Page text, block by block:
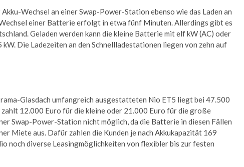
Wechsel an einer Swap-Power-Station ebenso wie das Laden an
einer Batterie erfolgt in etwa fünf Minuten. Allerdings gibt es
Geladen werden kann die kleine Batterie mit elf kW (AC) oder
Die Ladezeiten an den Schnellladestationen liegen von zehn auf
Glasdach umfangreich ausgestatteten Nio ET5 liegt bei 47.500
12.000 Euro für die kleine oder 21.000 Euro für die große
Swap-Power-Station nicht möglich, da die Batterie in diesen Fällen
Miete aus. Dafür zahlen die Kunden je nach Akkukapazität 169
noch diverse Leasingmöglichkeiten von flexibler bis zur festen